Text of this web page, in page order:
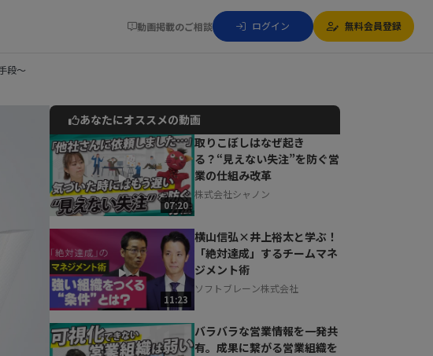
動画掲載のご相談 ログイン 無料会員登録
段～
動画でご紹介しているサービスについて
お気軽にご相談・ご質問いただけます！
30秒でお申し込み可能
相談を希望する 無料
あなたにオススメの動画
07:20
取りこぼしはなぜ起き
る？“見えない失注”を防ぐ営
業の仕組み改革
株式会社シャノン
11:23
横山信弘×井上裕太と学ぶ！
「絶対達成」するチームマネ
ジメント術
ソフトブレーン株式会社
バラバラな営業情報を一発共
有。成果に繋がる営業組織を